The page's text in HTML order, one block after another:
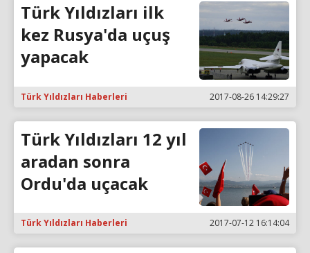
Türk Yıldızları ilk
kez Rusya'da uçuş
yapacak
Türk Yıldızları Haberleri 2017-08-26 14:29:27
Türk Yıldızları 12 yıl
aradan sonra
Ordu'da uçacak
Türk Yıldızları Haberleri 2017-07-12 16:14:04